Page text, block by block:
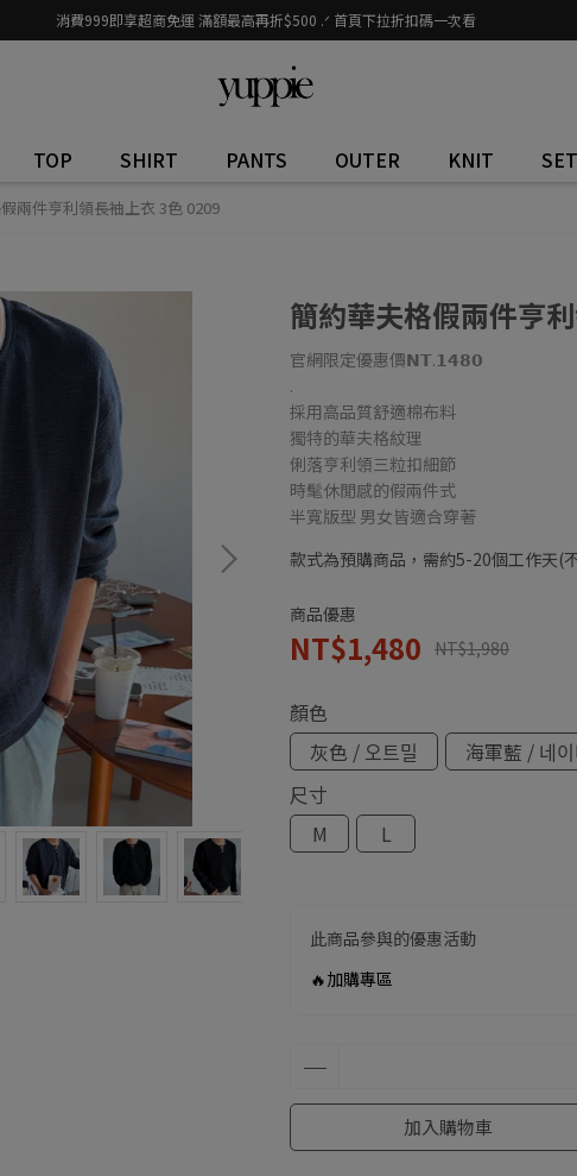
消費999即享超商免運 滿額最高再折$500 .ᐟ 首頁下拉折扣碼一次看
TOP SHIRT PANTS OUTER KNIT SET
兩件亨利領長袖上衣 3色 0209
簡約華夫格假兩件亨
官網限定優惠價𝗡𝗧.𝟭𝟰𝟴𝟬
.
採用高品質舒適棉布料
獨特的華夫格紋理
俐落亨利領三粒扣細節
時髦休閒感的假兩件式
半寬版型 男女皆適合穿著
款式為預購商品，需約5-20個工作天(
商品優惠
NT$1,480 NT$1,980
顏色
灰色 / 오트밀
海軍藍 / 네이
尺寸
M
L
此商品參與的優惠活動
🔥加購專區
加入購物車